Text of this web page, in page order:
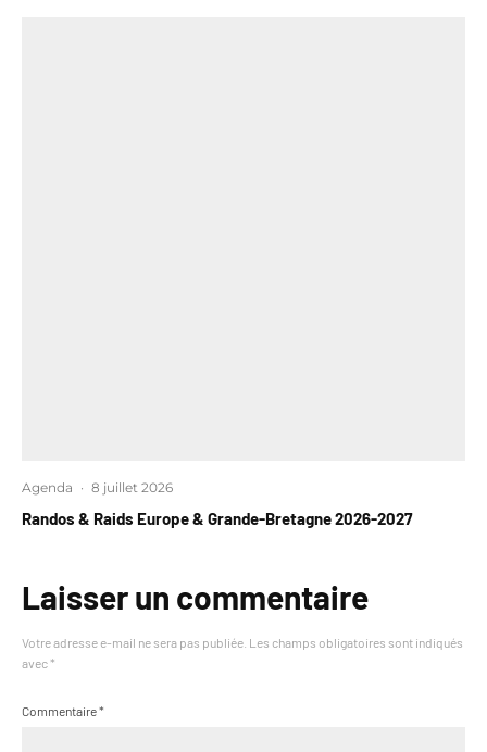
Agenda · 8 juillet 2026
Randos & Raids Europe & Grande-Bretagne 2026-2027
Laisser un commentaire
Votre adresse e-mail ne sera pas publiée. Les champs obligatoires sont indiqués
avec *
Commentaire*